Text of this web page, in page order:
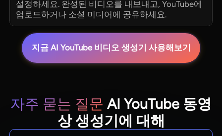
설정하세요. 완성된 비디오를 내보내고, YouTube에
업로드하거나 소셜 미디어에 공유하세요.
지금 AI YouTube 비디오 생성기 사용해보기
자주 묻는 질문 AI YouTube 동영
상 생성기에 대해